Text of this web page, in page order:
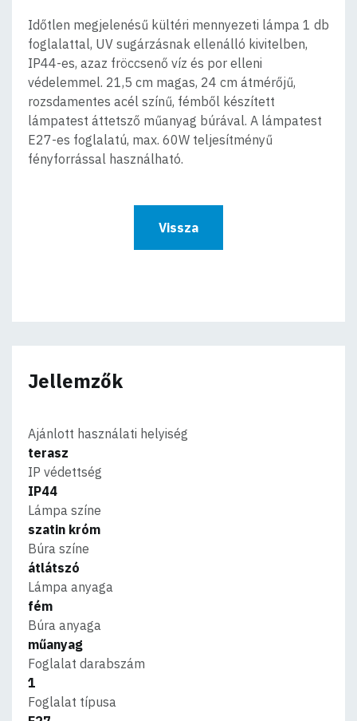
Időtlen megjelenésű kültéri mennyezeti lámpa 1 db
foglalattal, UV sugárzásnak ellenálló kivitelben,
IP44-es, azaz fröccsenő víz és por elleni
védelemmel. 21,5 cm magas, 24 cm átmérőjű,
rozsdamentes acél színű, fémből készített
lámpatest áttetsző műanyag búrával. A lámpatest
E27-es foglalatú, max. 60W teljesítményű
fényforrással használható.
Vissza
Jellemzők
Ajánlott használati helyiség
terasz
IP védettség
IP44
Lámpa színe
szatin króm
Búra színe
átlátszó
Lámpa anyaga
fém
Búra anyaga
műanyag
Foglalat darabszám
1
Foglalat típusa